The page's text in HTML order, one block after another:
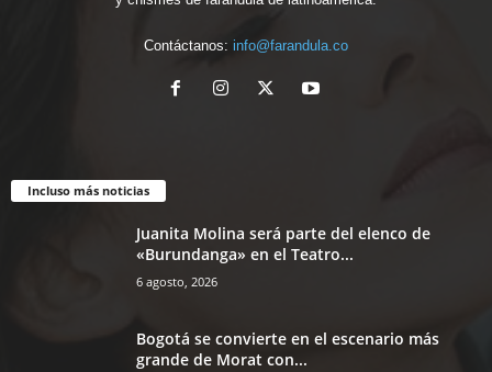
Contáctanos: info@farandula.co
Incluso más noticias
Juanita Molina será parte del elenco de
«Burundanga» en el Teatro...
6 agosto, 2026
Bogotá se convierte en el escenario más
grande de Morat con...